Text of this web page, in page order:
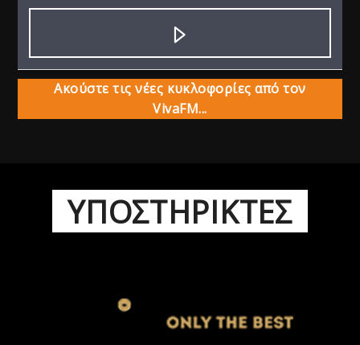
Ακούστε τις νέες κυκλοφορίες από τον
VivaFM...
ΥΠΟΣΤΗΡΙΚΤΕΣ